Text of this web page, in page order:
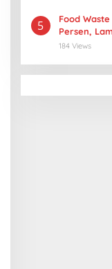
5
Food
Persen,
Selamatan
184 Views